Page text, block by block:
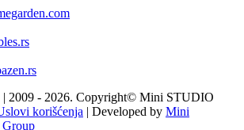
.rs
.rs
| 2009 - 2026. Copyright© Mini STUDIO
korišćenja | Developed by Mini